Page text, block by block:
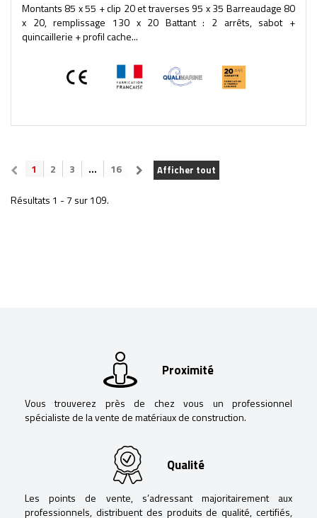
Montants 85 x 55 + clip 20 et traverses 95 x 35 Barreaudage 80
x 20, remplissage 130 x 20 Battant : 2 arrêts, sabot +
quincaillerie + profil cache...
Afficher tout
1 2 3 ... 16
Résultats 1 - 7 sur 109.
Proximité
Vous trouverez près de chez vous un professionnel
spécialiste de la vente de matériaux de construction.
Qualité
Les points de vente, s’adressant majoritairement aux
professionnels, distribuent des produits de qualité, certifiés,